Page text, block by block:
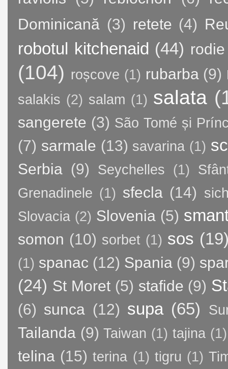
Dominicană (3) retete (4)
robotul kitchenaid (44) rodie
(104) roșcove (1) rubarba (9)
salakis (2) salam (1) salata
sangerete (3) São Tomé și
(7) sarmale (13) savarina (1)
Serbia (9) Seychelles (1)
Grenadinele (1) sfecla (14)
Slovacia (2) Slovenia (5)
somon (10) sorbet (1) sos
(1) spanac (12) Spania (9)
(24) St Moret (5) stafide (9)
(6) sunca (12) supa (65)
Tailanda (9) Taiwan (1) tajina (1)
telina (15) terina (1) tigru (1)